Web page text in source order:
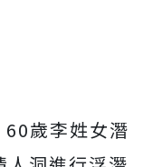
歲李姓女潛